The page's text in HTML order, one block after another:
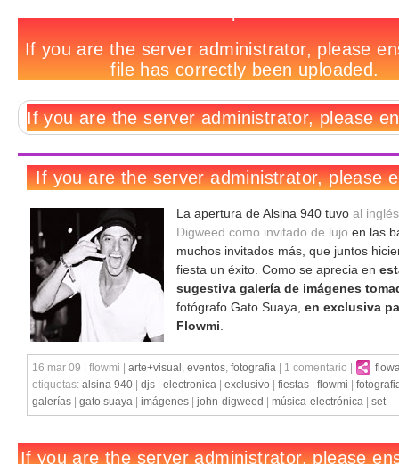
Digweed
imágenes
La apertura de Alsina 940 tuvo al
Digweed como invitado de lujo en las
muchos invitados más, que juntos
fiesta un éxito. Como se aprecia en
sugestiva galería de imágenes
fotógrafo Gato Suaya, en exclusiva
Flowmi.
16 mar 09 | flowmi | arte+visual , eventos, fotografia | 1 comentario |
etiquetas: alsina 940 djs electronica exclusivo fiestas flowmi
galerías
gato suaya imágenes john-digweed música-electrónica set
relacionadas: